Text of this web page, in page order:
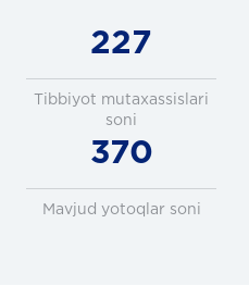
227
Tibbiyot mutaxassislari
soni
370
Mavjud yotoqlar soni